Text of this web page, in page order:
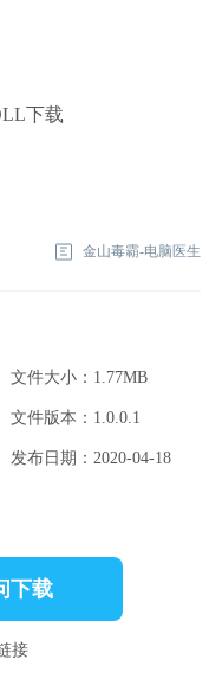
下载
下
金山毒霸-电脑医生
文件大小：1.77MB
文件版本：1.0.0.1
发布日期：2020-04-18
下载
接